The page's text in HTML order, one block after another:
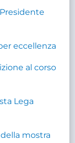
eccellenza
al corso
Lega
mostra